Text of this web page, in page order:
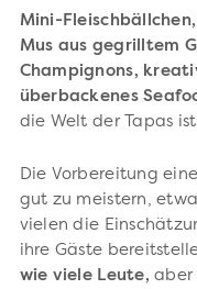
Mini-
Mus aus gegrilltem
Champignons,
überbackenes
die Welt der Tapas
Die Vorbereitung
gut zu meistern,
vielen die
ihre Gäste
wie viele Leute, aber